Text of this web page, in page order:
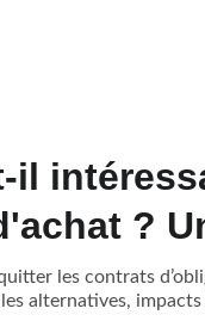
il
?
les contrats
les alternatives,